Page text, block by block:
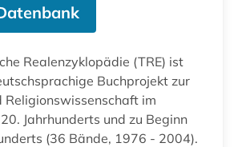
Realenzyklopädie (TRE) ist
Buchprojekt zur
Religionswissenschaft im
Jahrhunderts und zu Beginn
(36 Bände, 1976 - 2004).